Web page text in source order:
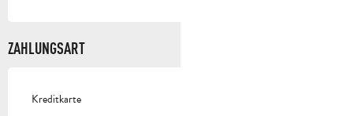
ZAHLUNGSART
Kreditkarte